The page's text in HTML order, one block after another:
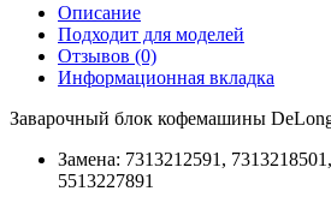
Описание
Подходит для моделей
Отзывов (0)
Информационная вкладка
Заварочный блок кофемашины
Замена: 7313212591,
5513227891